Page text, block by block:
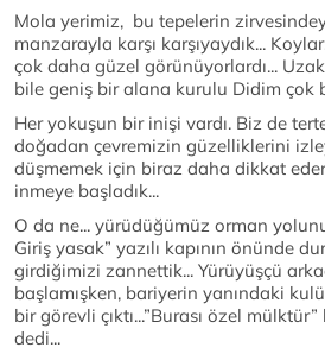
Mola yerimiz, bu tepelerin
manzarayla karşı karşıyaydık...
çok daha güzel görünüyorlardı...
bile geniş bir alana kurulu Didim çok
Her yokuşun bir inişi vardı. Biz de
doğadan çevremizin güzelliklerini
düşmemek için biraz daha dikkat
inmeye başladık...
O da ne... yürüdüğümüz orman
Giriş yasak” yazılı kapının önünde
girdiğimizi zannettik... Yürüyüşçü
başlamışken, bariyerin yanındaki
bir görevli çıktı...”Burası özel
dedi...